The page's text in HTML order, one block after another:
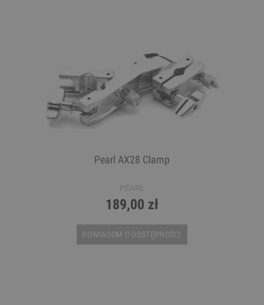
Pearl AX28 Clamp
PEARL
189,00 zł
POWIADOM O DOSTĘPNOŚCI